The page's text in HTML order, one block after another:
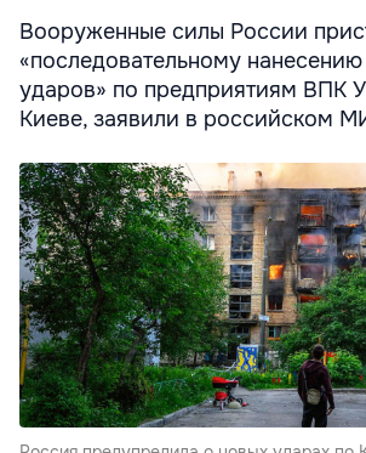
Вооруженные силы России
«последовательному
ударов» по предприятиям ВПК
Киеве, заявили в российском